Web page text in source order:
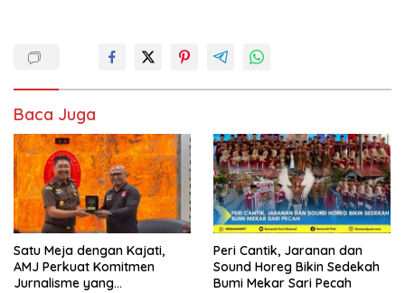
Baca Juga
Satu Meja dengan Kajati,
AMJ Perkuat Komitmen
Jurnalisme yang
Peri Cantik, Jaranan dan
Sound Horeg Bikin Sedekah
Bumi Mekar Sari Pecah